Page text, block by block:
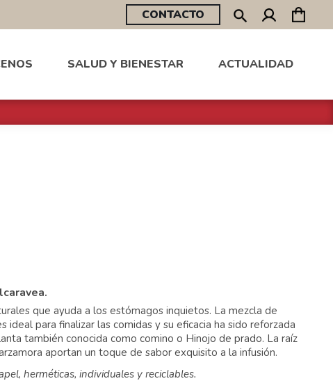
CONTACTO
SALUD Y BIENESTAR ACTUALIDAD
que ayuda a los estómagos inquietos. La mezcla de
ideal para finalizar las comidas y su eficacia ha sido reforzada
también conocida como comino o Hinojo de prado. La raíz
aportan un toque de sabor exquisito a la infusión.
herméticas, individuales y reciclables.